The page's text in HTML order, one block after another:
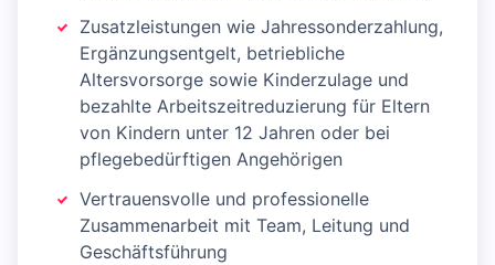
Zusatzleistungen wie Jahressonderzahlung,
Ergänzungsentgelt, betriebliche
Altersvorsorge sowie Kinderzulage und
bezahlte Arbeitszeitreduzierung für Eltern
von Kindern unter 12 Jahren oder bei
pflegebedürftigen Angehörigen
Vertrauensvolle und professionelle
Zusammenarbeit mit Team, Leitung und
Geschäftsführung